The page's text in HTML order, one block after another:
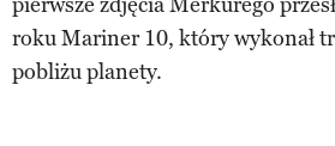
pierwsze zdjęcia Merkurego
roku Mariner 10, który wykonał
pobliżu planety.